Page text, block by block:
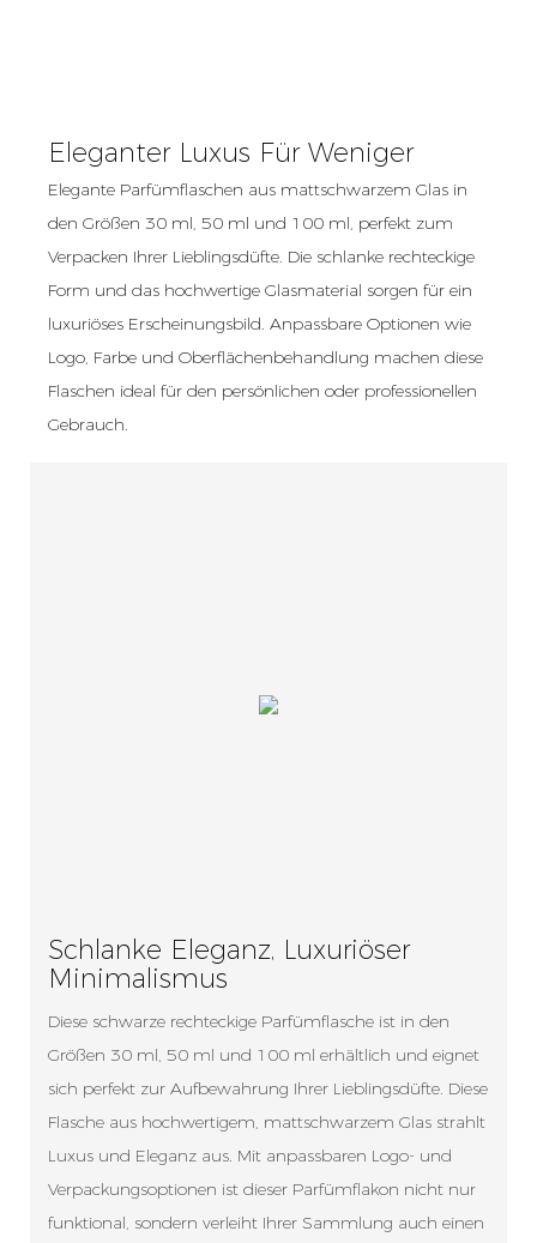
Eleganter Luxus Für Weniger
Elegante Parfümflaschen aus mattschwarzem Glas in
den Größen 30 ml, 50 ml und 100 ml, perfekt zum
Verpacken Ihrer Lieblingsdüfte. Die schlanke rechteckige
Form und das hochwertige Glasmaterial sorgen für ein
luxuriöses Erscheinungsbild. Anpassbare Optionen wie
Logo, Farbe und Oberflächenbehandlung machen diese
Flaschen ideal für den persönlichen oder professionellen
Gebrauch.
Schlanke Eleganz, Luxuriöser
Minimalismus
Diese schwarze rechteckige Parfümflasche ist in den
Größen 30 ml, 50 ml und 100 ml erhältlich und eignet
sich perfekt zur Aufbewahrung Ihrer Lieblingsdüfte. Diese
Flasche aus hochwertigem, mattschwarzem Glas strahlt
Luxus und Eleganz aus. Mit anpassbaren Logo- und
Verpackungsoptionen ist dieser Parfümflakon nicht nur
funktional, sondern verleiht Ihrer Sammlung auch einen